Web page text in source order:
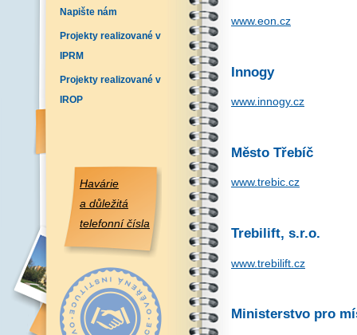
Napište nám
Projekty realizované v
IPRM
Projekty realizované v
IROP
Havárie
a důležitá
telefonní čísla
www.eon.cz
Innogy
www.innogy.cz
Město Třebíč
www.trebic.cz
Trebilift, s.r.o.
www.trebilift.cz
Ministerstvo pro